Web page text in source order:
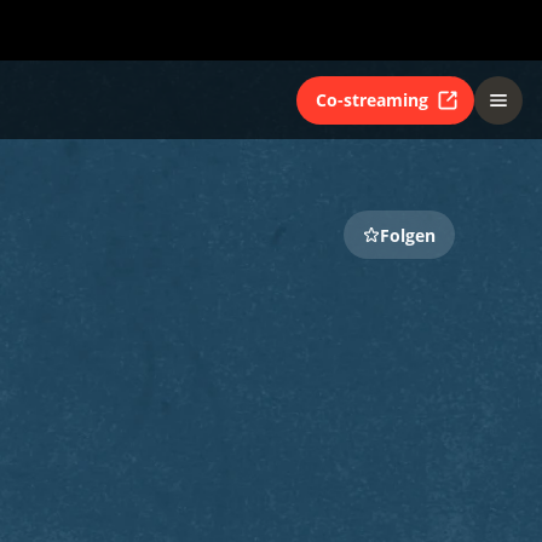
Co-streaming
Folgen